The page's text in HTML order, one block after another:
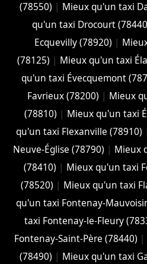
(78550) | Mieux qu'un taxi
qu'un taxi Drocourt
Ecquevilly (78920) |
(78125) | Mieux qu'un taxi
qu'un taxi Évecquemont
Favrieux (78200) | Mieux
(78810) | Mieux qu'un taxi
qu'un taxi Flexanville (78910)
Neuve-Église (78790) | Mieux
(78410) | Mieux qu'un taxi
(78520) | Mieux qu'un taxi
qu'un taxi Fontenay-
taxi Fontenay-le-Fleury
Fontenay-Saint-Père (78440) |
(78490) | Mieux qu'un taxi